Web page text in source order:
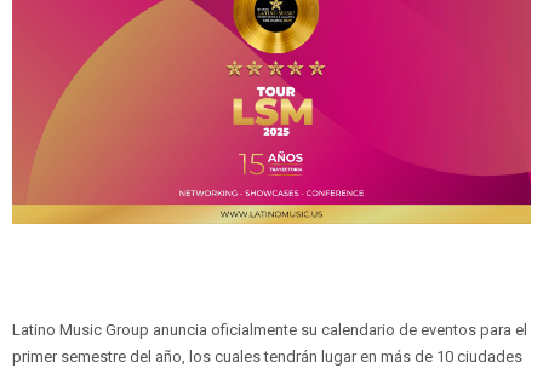
Latino Music Group anuncia oficialmente su calendario de eventos para el
primer semestre del año, los cuales tendrán lugar en más de 10 ciudades